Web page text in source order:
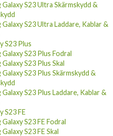
Galaxy S23 Ultra Laddare, Kablar &
S23 Plus
Galaxy S23 Plus Fodral
Galaxy S23 Plus Skal
Galaxy S23 Plus Skärmskydd &
Galaxy S23 Plus Laddare, Kablar &
S23 FE
S23 FE Fodral
Galaxy S23 FE Skal
S23 FE Skärmskydd &